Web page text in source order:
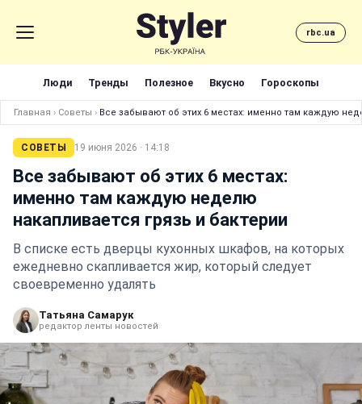
rbc.ua
Люди Тренды Полезное Вкусно Гороскопы
Главная › Советы › Все забывают об этих 6 местах: именно там каждую
СОВЕТЫ 19 июня 2026 · 14:18
Все забывают об этих 6 местах:
именно там каждую неделю
накапливается грязь и бактерии
В списке есть дверцы кухонных шкафов, на которых
ежедневно скапливается жир, который следует
своевременно удалять
Татьяна Самарук
редактор ленты новостей